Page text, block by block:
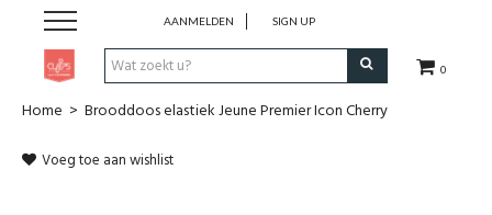
0
AANMELDEN SIGN UP
Pen & Papier
Home > Brooddoos elastiek Jeune Premier Icon Cherry
Voeg toe aan wishlist